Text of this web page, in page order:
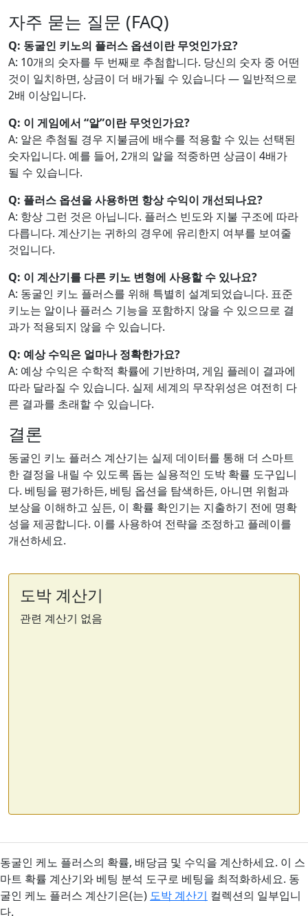
자주 묻는 질문 (FAQ)
Q: 동굴인 키노의 플러스 옵션이란 무엇인가요?
A: 10개의 숫자를 두 번째로 추첨합니다. 당신의 숫자 중 어떤
것이 일치하면, 상금이 더 배가될 수 있습니다 — 일반적으로
2배 이상입니다.
Q: 이 게임에서 “알”이란 무엇인가요?
A: 알은 추첨될 경우 지불금에 배수를 적용할 수 있는 선택된
숫자입니다. 예를 들어, 2개의 알을 적중하면 상금이 4배가
될 수 있습니다.
Q: 플러스 옵션을 사용하면 항상 수익이 개선되나요?
A: 항상 그런 것은 아닙니다. 플러스 빈도와 지불 구조에 따라
다릅니다. 계산기는 귀하의 경우에 유리한지 여부를 보여줄
것입니다.
Q: 이 계산기를 다른 키노 변형에 사용할 수 있나요?
A: 동굴인 키노 플러스를 위해 특별히 설계되었습니다. 표준
키노는 알이나 플러스 기능을 포함하지 않을 수 있으므로 결
과가 적용되지 않을 수 있습니다.
Q: 예상 수익은 얼마나 정확한가요?
A: 예상 수익은 수학적 확률에 기반하며, 게임 플레이 결과에
따라 달라질 수 있습니다. 실제 세계의 무작위성은 여전히 다
른 결과를 초래할 수 있습니다.
결론
동굴인 키노 플러스 계산기는 실제 데이터를 통해 더 스마트
한 결정을 내릴 수 있도록 돕는 실용적인 도박 확률 도구입니
다. 베팅을 평가하든, 베팅 옵션을 탐색하든, 아니면 위험과
보상을 이해하고 싶든, 이 확률 확인기는 지출하기 전에 명확
성을 제공합니다. 이를 사용하여 전략을 조정하고 플레이를
개선하세요.
도박 계산기
관련 계산기 없음
동굴인 케노 플러스의 확률, 배당금 및 수익을 계산하세요. 이 스
마트 확률 계산기와 베팅 분석 도구로 베팅을 최적화하세요. 동
굴인 케노 플러스 계산기은(는) 도박 계산기 컬렉션의 일부입니
다.